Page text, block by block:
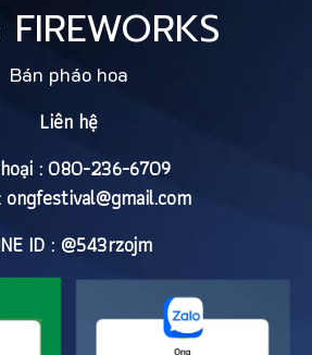
Bán pháo hoa
Liên hệ
: 080-236-6709
ongfestival@gmail.com
ID : @543rzojm